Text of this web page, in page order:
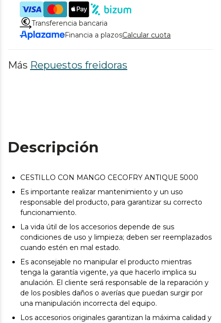
Transferencia bancaria
Financia a plazosCalcular cuota
Más Repuestos freidoras
Descripción
CESTILLO CON MANGO CECOFRY ANTIQUE 5000
Es importante realizar mantenimiento y un uso
responsable del producto, para garantizar su correcto
funcionamiento.
La vida útil de los accesorios depende de sus
condiciones de uso y limpieza; deben ser reemplazados
cuando estén en mal estado.
Es aconsejable no manipular el producto mientras
tenga la garantía vigente, ya que hacerlo implica su
anulación. El cliente será responsable de la reparación y
de los posibles daños o averías que puedan surgir por
una manipulación incorrecta del equipo.
Los accesorios originales garantizan la máxima calidad y